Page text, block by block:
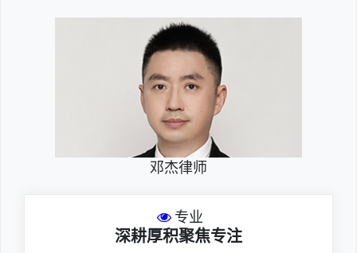
邓杰律师
专业
深耕厚积聚焦专注